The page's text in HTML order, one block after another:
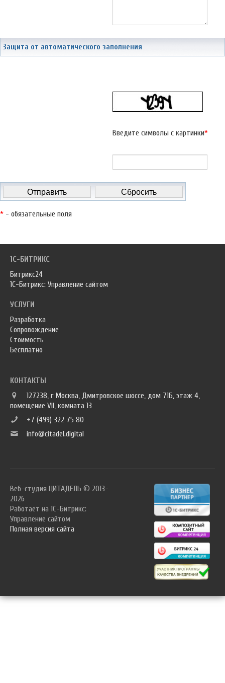
Защита от автоматического заполнения
Введите символы с картинки*
* - обязательные поля
1С-БИТРИКС
Битрикс24
1С-Битрикс: Управление сайтом
УСЛУГИ
Разработка
Сопровождение
Стоимость
Бесплатно
КОНТАКТЫ
127238, г Москва, Дмитровское шоссе, дом 71Б, этаж 4,
помещение VII, комната 13
+7 (499) 322 75 80
info@citadel.digital
Веб-студия ЦИТАДЕЛЬ © 2013-
2026
Работает на 1C-Битрикс:
Управление сайтом